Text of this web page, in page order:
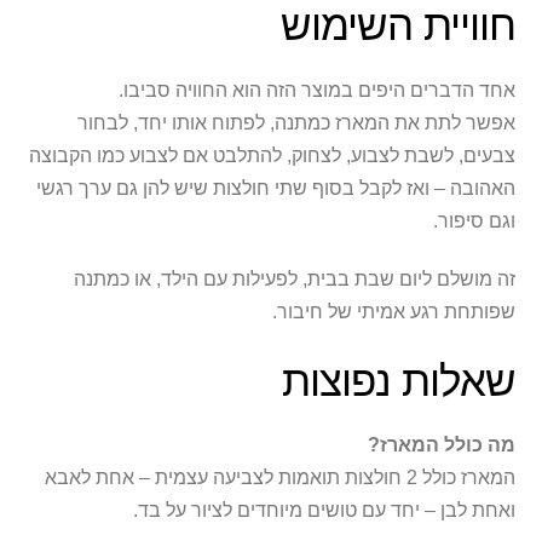
חוויית השימוש
אחד הדברים היפים במוצר הזה הוא החוויה סביבו.
אפשר לתת את המארז כמתנה, לפתוח אותו יחד, לבחור
צבעים, לשבת לצבוע, לצחוק, להתלבט אם לצבוע כמו הקבוצה
האהובה – ואז לקבל בסוף שתי חולצות שיש להן גם ערך רגשי
וגם סיפור.
זה מושלם ליום שבת בבית, לפעילות עם הילד, או כמתנה
שפותחת רגע אמיתי של חיבור.
שאלות נפוצות
מה כולל המארז?
המארז כולל 2 חולצות תואמות לצביעה עצמית – אחת לאבא
ואחת לבן – יחד עם טושים מיוחדים לציור על בד.